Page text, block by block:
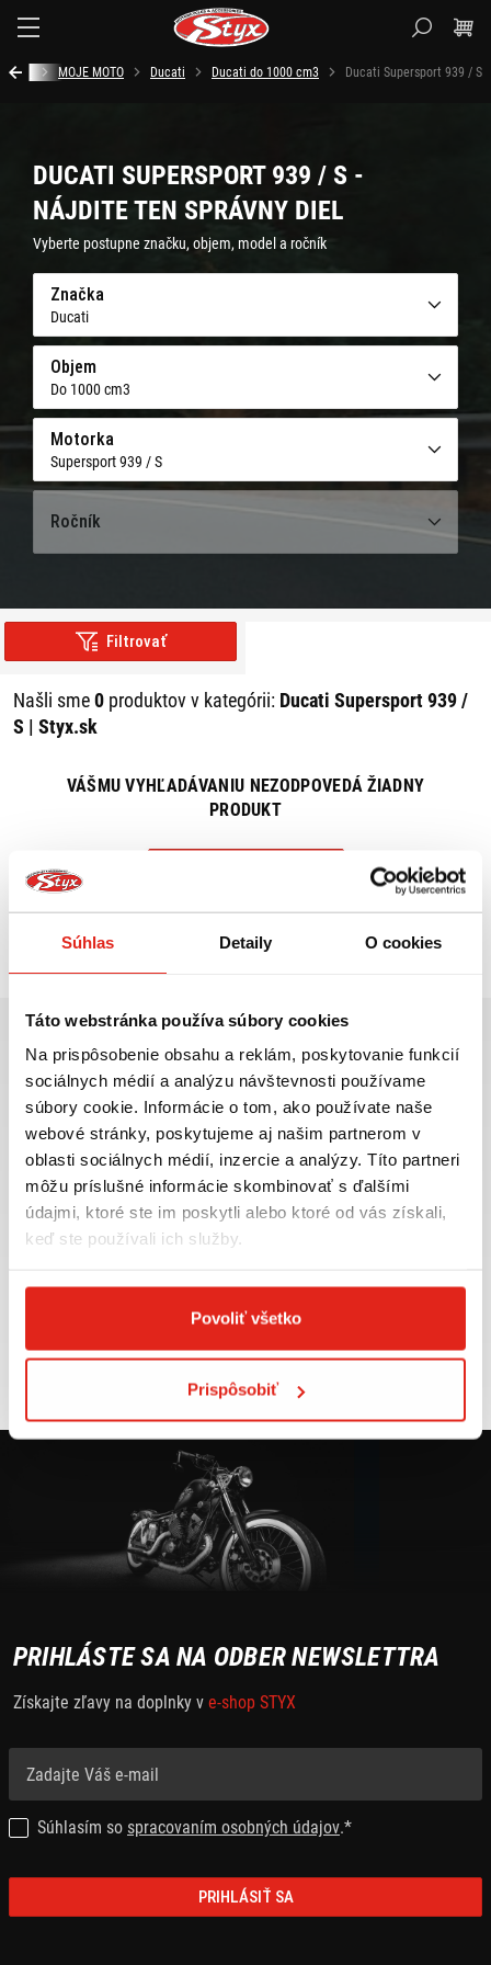
Súhlas Detaily O cookies
Táto webstránka používa súbory cookies
Na prispôsobenie obsahu a reklám, poskytovanie funkcií
sociálnych médií a analýzu návštevnosti používame
súbory cookie. Informácie o tom, ako používate naše
webové stránky, poskytujeme aj našim partnerom v
oblasti sociálnych médií, inzercie a analýzy. Títo partneri
môžu príslušné informácie skombinovať s ďalšími
údajmi, ktoré ste im poskytli alebo ktoré od vás získali,
keď ste používali ich služby.
Povoliť všetko
Prispôsobiť
Úvod MOJE MOTO Ducati Ducati do 1000 cm3 Ducati Supersport 939 / S
DUCATI SUPERSPORT 939 / S -
NÁJDITE TEN SPRÁVNY DIEL
Vyberte postupne značku, objem, model a ročník
Značka
Ducati
Objem
Do 1000 cm3
Motorka
Supersport 939 / S
Ročník
Filtrovať
Našli sme0 produktov v kategórii: Ducati Supersport 939 /
S | Styx.sk
VÁŠMU VYHĽADÁVANIU NEZODPOVEDÁ ŽIADNY
PRODUKT
Najväčší výber moto
príslušenstva ihneď k
odberu
Doprava ZADARMO pre
objednávky nad 50€ v rámci
SR
PRIHLÁSTE SA NA ODBER NEWSLETTRA
Získajte zľavy na doplnky v e-shop STYX
Súhlasím so spracovaním osobných údajov.*
PRIHLÁSIŤ SA